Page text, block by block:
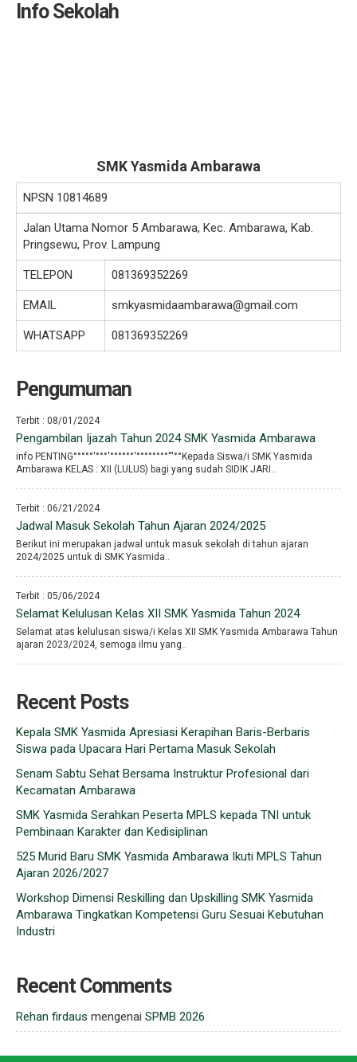
Info Sekolah
SMK Yasmida Ambarawa
NPSN 10814689
Jalan Utama Nomor 5 Ambarawa, Kec. Ambarawa, Kab.
Pringsewu, Prov. Lampung
TELEPON 081369352269
EMAIL smkyasmidaambarawa@gmail.com
WHATSAPP 081369352269
Pengumuman
Terbit : 08/01/2024
Pengambilan Ijazah Tahun 2024 SMK Yasmida Ambarawa
info PENTING°°°°°′°°°′°°°°°°′°°°°°°°°′′′°°Kepada Siswa/i SMK Yasmida
Ambarawa KELAS : XII (LULUS) bagi yang sudah SIDIK JARI..
Terbit : 06/21/2024
Jadwal Masuk Sekolah Tahun Ajaran 2024/2025
Berikut ini merupakan jadwal untuk masuk sekolah di tahun ajaran
2024/2025 untuk di SMK Yasmida..
Terbit : 05/06/2024
Selamat Kelulusan Kelas XII SMK Yasmida Tahun 2024
Selamat atas kelulusan siswa/i Kelas XII SMK Yasmida Ambarawa Tahun
ajaran 2023/2024, semoga ilmu yang..
Recent Posts
Kepala SMK Yasmida Apresiasi Kerapihan Baris-Berbaris
Siswa pada Upacara Hari Pertama Masuk Sekolah
Senam Sabtu Sehat Bersama Instruktur Profesional dari
Kecamatan Ambarawa
SMK Yasmida Serahkan Peserta MPLS kepada TNI untuk
Pembinaan Karakter dan Kedisiplinan
525 Murid Baru SMK Yasmida Ambarawa Ikuti MPLS Tahun
Ajaran 2026/2027
Workshop Dimensi Reskilling dan Upskilling SMK Yasmida
Ambarawa Tingkatkan Kompetensi Guru Sesuai Kebutuhan
Industri
Recent Comments
Rehan firdaus mengenai SPMB 2026